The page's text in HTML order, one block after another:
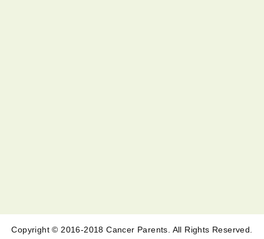
Copyright © 2016-2018 Cancer Parents. All Rights Reserved.